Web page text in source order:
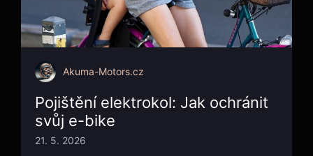
Akuma-Motors.cz
Pojištění elektrokol: Jak ochránit
svůj e-bike
21. 5. 2026